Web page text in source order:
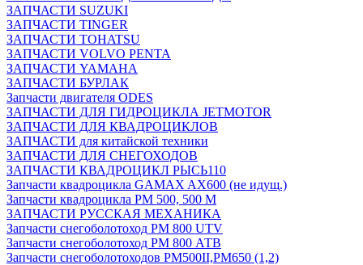
ЗАПЧАСТИ SUZUKI
ЗАПЧАСТИ TINGER
ЗАПЧАСТИ TOHATSU
ЗАПЧАСТИ VOLVO PENTA
ЗАПЧАСТИ YAMAHA
ЗАПЧАСТИ БУРЛАК
Запчасти двигателя ODES
ЗАПЧАСТИ ДЛЯ ГИДРОЦИКЛА JETMOTOR
ЗАПЧАСТИ ДЛЯ КВАДРОЦИКЛОВ
ЗАПЧАСТИ для китайской техники
ЗАПЧАСТИ ДЛЯ СНЕГОХОДОВ
ЗАПЧАСТИ КВАДРОЦИКЛ РЫСЬ110
Запчасти квадроцикла GAMAX AX600 (не идущ.)
Запчасти квадроцикла РМ 500, 500 М
ЗАПЧАСТИ РУССКАЯ МЕХАНИКА
Запчасти снегоболотоход РМ 800 UTV
Запчасти снегоболотоход РМ 800 АТВ
Запчасти снегоболотоходов РМ500II,РМ650 (1,2)